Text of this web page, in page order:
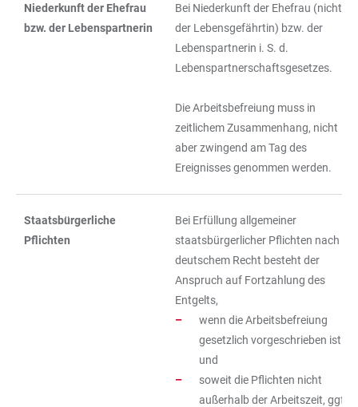
Niederkunft der Ehefrau
bzw. der Lebenspartnerin
Bei Niederkunft der Ehefrau (nicht
der Lebensgefährtin) bzw. der
Lebenspartnerin i. S. d.
Lebenspartnerschaftsgesetzes.
Die Arbeitsbefreiung muss in
zeitlichem Zusammenhang, nicht
aber zwingend am Tag des
Ereignisses genommen werden.
Staatsbürgerliche
Pflichten
Bei Erfüllung allgemeiner
staatsbürgerlicher Pflichten nach
deutschem Recht besteht der
Anspruch auf Fortzahlung des
Entgelts,
wenn die Arbeitsbefreiung
gesetzlich vorgeschrieben ist
und
soweit die Pflichten nicht
außerhalb der Arbeitszeit, ggf.